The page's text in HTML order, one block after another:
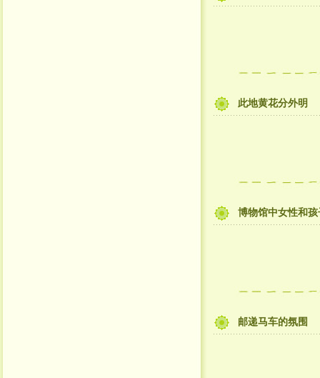
此地黄花分外明
博物馆中女性和
邮递马车的氛围